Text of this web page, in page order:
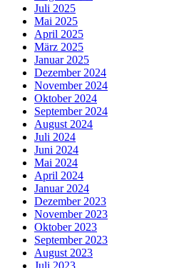
Juli 2025
Mai 2025
April 2025
März 2025
Januar 2025
Dezember 2024
November 2024
Oktober 2024
September 2024
August 2024
Juli 2024
Juni 2024
Mai 2024
April 2024
Januar 2024
Dezember 2023
November 2023
Oktober 2023
September 2023
August 2023